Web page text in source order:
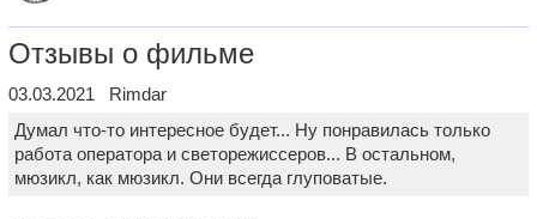
Отзывы о фильме
03.03.2021 Rimdar
Думал что-то интересное будет... Ну понравилась только
работа оператора и светорежиссеров... В остальном,
мюзикл, как мюзикл. Они всегда глуповатые.